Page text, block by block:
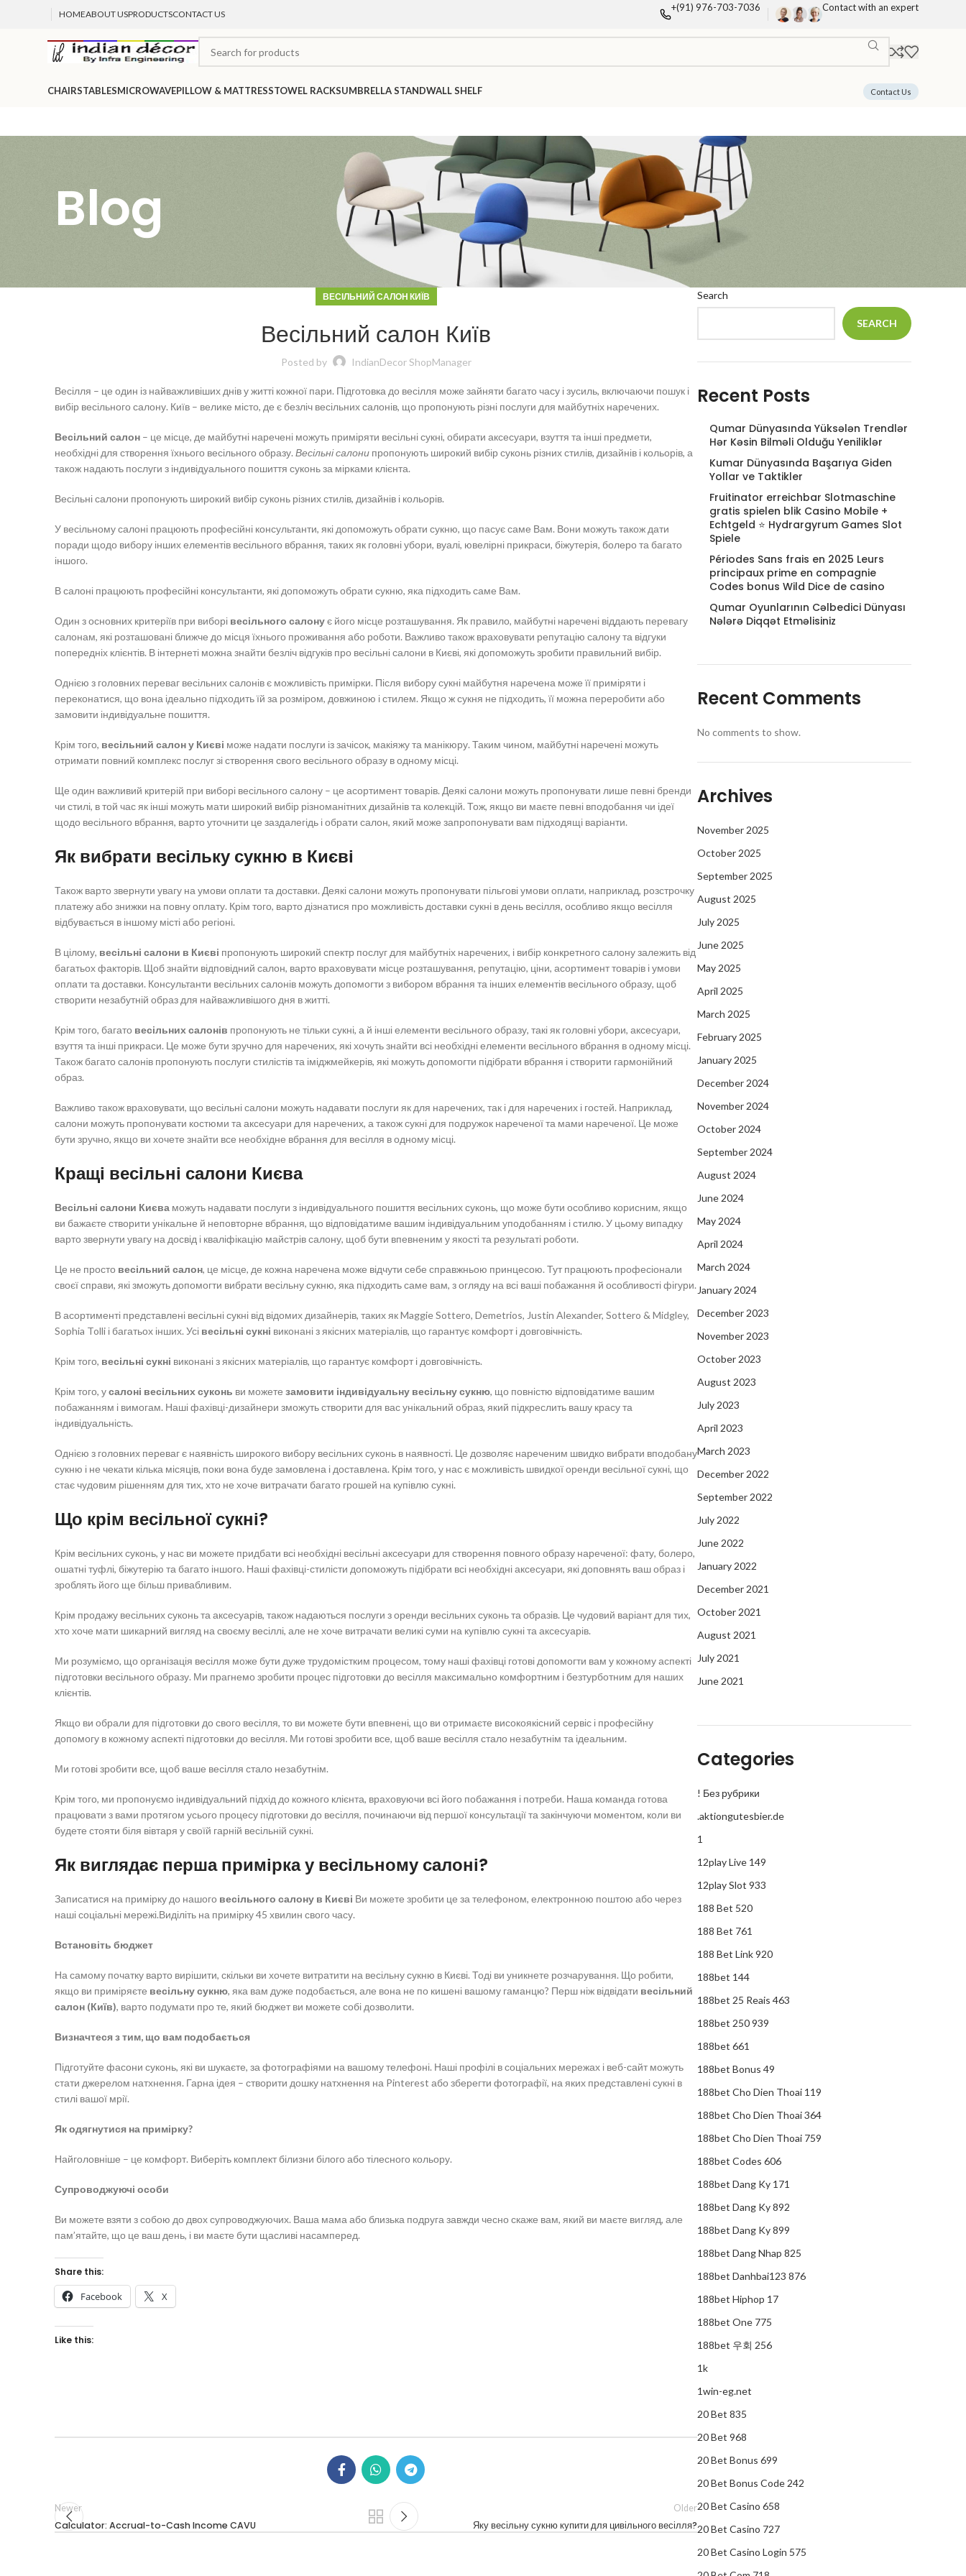
HOMEABOUT USPRODUCTSCONTACT US
+(91) 976-703-7036 Contact with an expert
CHAIRSTABLESMICROWAVEPILLOW & MATTRESSTOWEL RACKSUMBRELLA STANDWALL SHELF Contact Us
Blog
ВЕСІЛЬНИЙ САЛОН КИЇВ
Весільний салон Київ
Posted by IndianDecor ShopManager
Весілля – це один із найважливіших днів у житті кожної пари. Підготовка до весілля може зайняти багато часу і зусиль, включаючи пошук і
вибір весільного салону. Київ – велике місто, де є безліч весільних салонів, що пропонують різні послуги для майбутніх наречених.
Весільний салон – це місце, де майбутні наречені можуть приміряти весільні сукні, обирати аксесуари, взуття та інші предмети,
необхідні для створення їхнього весільного образу. Весільні салони пропонують широкий вибір суконь різних стилів, дизайнів і кольорів, а
також надають послуги з індивідуального пошиття суконь за мірками клієнта.
Весільні салони пропонують широкий вибір суконь різних стилів, дизайнів і кольорів.
У весільному салоні працюють професійні консультанти, які допоможуть обрати сукню, що пасує саме Вам. Вони можуть також дати
поради щодо вибору інших елементів весільного вбрання, таких як головні убори, вуалі, ювелірні прикраси, біжутерія, болеро та багато
іншого.
В салоні працюють професійні консультанти, які допоможуть обрати сукню, яка підходить саме Вам.
Один з основних критеріїв при виборі весільного салонує його місце розташування. Як правило, майбутні наречені віддають перевагу
салонам, які розташовані ближче до місця їхнього проживання або роботи. Важливо також враховувати репутацію салону та відгуки
попередніх клієнтів. В інтернеті можна знайти безліч відгуків про весільні салони в Києві, які допоможуть зробити правильний вибір.
Однією з головних переваг весільних салонів є можливість примірки. Після вибору сукні майбутня наречена може її приміряти і
переконатися, що вона ідеально підходить їй за розміром, довжиною і стилем. Якщо ж сукня не підходить, її можна переробити або
замовити індивідуальне пошиття.
Крім того, весільний салон у Києві може надати послуги із зачісок, макіяжу та манікюру. Таким чином, майбутні наречені можуть
отримати повний комплекс послуг зі створення свого весільного образу в одному місці.
Ще один важливий критерій при виборі весільного салону – це асортимент товарів. Деякі салони можуть пропонувати лише певні бренди
чи стилі, в той час як інші можуть мати широкий вибір різноманітних дизайнів та колекцій. Тож, якщо ви маєте певні вподобання чи ідеї
щодо весільного вбрання, варто уточнити це заздалегідь і обрати салон, який може запропонувати вам підходящі варіанти.
Як вибрати весільку сукню в Києві
Також варто звернути увагу на умови оплати та доставки. Деякі салони можуть пропонувати пільгові умови оплати, наприклад, розстрочку
платежу або знижки на повну оплату. Крім того, варто дізнатися про можливість доставки сукні в день весілля, особливо якщо весілля
відбувається в іншому місті або регіоні.
В цілому, весільні салони в Києві пропонують широкий спектр послуг для майбутніх наречених, і вибір конкретного салону залежить від
багатьох факторів. Щоб знайти відповідний салон, варто враховувати місце розташування, репутацію, ціни, асортимент товарів і умови
оплати та доставки. Консультанти весільних салонів можуть допомогти з вибором вбрання та інших елементів весільного образу, щоб
створити незабутній образ для найважливішого дня в житті.
Крім того, багато весільних салонів пропонують не тільки сукні, а й інші елементи весільного образу, такі як головні убори, аксесуари,
взуття та інші прикраси. Це може бути зручно для наречених, які хочуть знайти всі необхідні елементи весільного вбрання в одному місці.
Також багато салонів пропонують послуги стилістів та іміджмейкерів, які можуть допомогти підібрати вбрання і створити гармонійний
образ.
Важливо також враховувати, що весільні салони можуть надавати послуги як для наречених, так і для наречених і гостей. Наприклад,
салони можуть пропонувати костюми та аксесуари для наречених, а також сукні для подружок нареченої та мами нареченої. Це може
бути зручно, якщо ви хочете знайти все необхідне вбрання для весілля в одному місці.
Кращі весільні салони Києва
Весільні салони Києва можуть надавати послуги з індивідуального пошиття весільних суконь, що може бути особливо корисним, якщо
ви бажаєте створити унікальне й неповторне вбрання, що відповідатиме вашим індивідуальним уподобанням і стилю. У цьому випадку
варто звернути увагу на досвід і кваліфікацію майстрів салону, щоб бути впевненим у якості та результаті роботи.
Це не просто весільний салон, це місце, де кожна наречена може відчути себе справжньою принцесою. Тут працюють професіонали
своєї справи, які зможуть допомогти вибрати весільну сукню, яка підходить саме вам, з огляду на всі ваші побажання й особливості фігури.
В асортименті представлені весільні сукні від відомих дизайнерів, таких як Maggie Sottero, Demetrios, Justin Alexander, Sottero & Midgley,
Sophia Tolli і багатьох інших. Усі весільні сукні виконані з якісних матеріалів, що гарантує комфорт і довговічність.
Крім того, весільні сукні виконані з якісних матеріалів, що гарантує комфорт і довговічність.
Крім того, усалоні весільних суконь ви можете замовити індивідуальну весільну сукню, що повністю відповідатиме вашим
побажанням і вимогам. Наші фахівці-дизайнери зможуть створити для вас унікальний образ, який підкреслить вашу красу та
індивідуальність.
Однією з головних переваг є наявність широкого вибору весільних суконь в наявності. Це дозволяє нареченим швидко вибрати вподобану
сукню і не чекати кілька місяців, поки вона буде замовлена і доставлена. Крім того, у нас є можливість швидкої оренди весільної сукні, що
стає чудовим рішенням для тих, хто не хоче витрачати багато грошей на купівлю сукні.
Що крім весільної сукні?
Крім весільних суконь, у нас ви можете придбати всі необхідні весільні аксесуари для створення повного образу нареченої: фату, болеро,
ошатні туфлі, біжутерію та багато іншого. Наші фахівці-стилісти допоможуть підібрати всі необхідні аксесуари, які доповнять ваш образ і
зроблять його ще більш привабливим.
Крім продажу весільних суконь та аксесуарів, також надаються послуги з оренди весільних суконь та образів. Це чудовий варіант для тих,
хто хоче мати шикарний вигляд на своєму весіллі, але не хоче витрачати великі суми на купівлю сукні та аксесуарів.
Ми розуміємо, що організація весілля може бути дуже трудомістким процесом, тому наші фахівці готові допомогти вам у кожному аспекті
підготовки весільного образу. Ми прагнемо зробити процес підготовки до весілля максимально комфортним і безтурботним для наших
клієнтів.
Якщо ви обрали для підготовки до свого весілля, то ви можете бути впевнені, що ви отримаєте високоякісний сервіс і професійну
допомогу в кожному аспекті підготовки до весілля. Ми готові зробити все, щоб ваше весілля стало незабутнім та ідеальним.
Ми готові зробити все, щоб ваше весілля стало незабутнім.
Крім того, ми пропонуємо індивідуальний підхід до кожного клієнта, враховуючи всі його побажання і потреби. Наша команда готова
працювати з вами протягом усього процесу підготовки до весілля, починаючи від першої консультації та закінчуючи моментом, коли ви
будете стояти біля вівтаря у своїй гарній весільній сукні.
Як виглядає перша примірка у весільному салоні?
Записатися на примірку до нашого весільного салону в Києві Ви можете зробити це за телефоном, електронною поштою або через
наші соціальні мережі.Виділіть на примірку 45 хвилин свого часу.
Встановіть бюджет
На самому початку варто вирішити, скільки ви хочете витратити на весільну сукню в Києві. Тоді ви уникнете розчарування. Що робити,
якщо ви приміряєте весільну сукню, яка вам дуже подобається, але вона не по кишені вашому гаманцю? Перш ніж відвідати весільний
салон (Київ), варто подумати про те, який бюджет ви можете собі дозволити.
Визначтеся з тим, що вам подобається
Підготуйте фасони суконь, які ви шукаєте, за фотографіями на вашому телефоні. Наші профілі в соціальних мережах і веб-сайт можуть
стати джерелом натхнення. Гарна ідея – створити дошку натхнення на Pinterest або зберегти фотографії, на яких представлені сукні в
стилі вашої мрії.
Як одягнутися на примірку?
Найголовніше – це комфорт. Виберіть комплект білизни білого або тілесного кольору.
Супроводжуючі особи
Ви можете взяти з собою до двох супроводжуючих. Ваша мама або близька подруга завжди чесно скаже вам, який ви маєте вигляд, але
пам’ятайте, що це ваш день, і ви маєте бути щасливі насамперед.
Share this:
Facebook X
Like this:
Newer
Calculator: Accrual-to-Cash Income CAVU
Older
Яку весільну сукню купити для цивільного весілля?
Search
SEARCH
Recent Posts
Qumar Dünyasında Yüksələn Trendlər
Hər Kəsin Bilməli Olduğu Yeniliklər
Kumar Dünyasında Başarıya Giden
Yollar ve Taktikler
Fruitinator erreichbar Slotmaschine
gratis spielen blik Casino Mobile +
Echtgeld ⭐ Hydrargyrum Games Slot
Spiele
Périodes Sans frais en 2025 Leurs
principaux prime en compagnie
Codes bonus Wild Dice de casino
Qumar Oyunlarının Cəlbedici Dünyası
Nələrə Diqqət Etməlisiniz
Recent Comments
No comments to show.
Archives
November 2025
October 2025
September 2025
August 2025
July 2025
June 2025
May 2025
April 2025
March 2025
February 2025
January 2025
December 2024
November 2024
October 2024
September 2024
August 2024
June 2024
May 2024
April 2024
March 2024
January 2024
December 2023
November 2023
October 2023
August 2023
July 2023
April 2023
March 2023
December 2022
September 2022
July 2022
June 2022
January 2022
December 2021
October 2021
August 2021
July 2021
June 2021
Categories
! Без рубрики
.aktiongutesbier.de
1
12play Live 149
12play Slot 933
188 Bet 520
188 Bet 761
188 Bet Link 920
188bet 144
188bet 25 Reais 463
188bet 250 939
188bet 661
188bet Bonus 49
188bet Cho Dien Thoai 119
188bet Cho Dien Thoai 364
188bet Cho Dien Thoai 759
188bet Codes 606
188bet Dang Ky 171
188bet Dang Ky 892
188bet Dang Ky 899
188bet Dang Nhap 825
188bet Danhbai123 876
188bet Hiphop 17
188bet One 775
188bet 우회 256
1k
1win-eg.net
20 Bet 835
20 Bet 968
20 Bet Bonus 699
20 Bet Bonus Code 242
20 Bet Casino 658
20 Bet Casino 727
20 Bet Casino Login 575